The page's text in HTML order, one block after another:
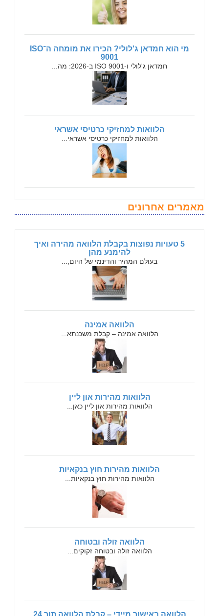
מי הוא חמדאן ג'לולי? הכירו את מומחה ה־ISO
9001
חמדאן ג'לולי ו-ISO 9001 ב-2026: מה...
הלוואות למחזיקי כרטיסי אשראי
הלוואות למחזיקי כרטיסי אשראי...
מאמרים אחרונים
5 טעויות נפוצות בקבלת הלוואה מהירה ואיך
להימנע מהן
בעולם המהיר והדינמי של היום,...
הלוואה אמינה
הלוואה אמינה – קבלת משכנתא...
הלוואות מהירות און ליין
הלוואות מהירות און ליין כאן...
הלוואות מהירות חוץ בנקאיות
הלוואות מהירות חוץ בנקאיות...
הלוואה זולה ובטוחה
הלוואה זולה ובטוחה זקוקים...
הלוואה באישור מיידי – קבלת הלוואה תוך 24